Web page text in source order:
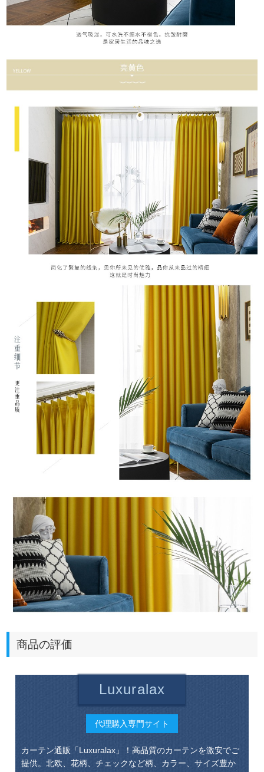
商品の評価
Luxuralax
代理購入専門サイト
カーテン通販「Luxuralax」！高品質のカーテンを激安でご
提供。北欧、花柄、チェックなど柄、カラー、サイズ豊か